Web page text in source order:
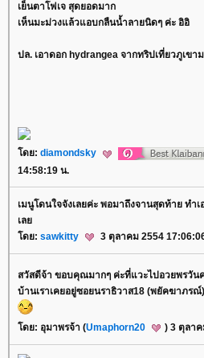
เย็นตาโฟเจ สุดยอดมาก
เห็นมะม่วงแล้วแอบกลืนน้ำลายนิดๆ ค่ะ อิอิ
ปล. เอาดอก hydrangea จากทริปเที่ยวภูเขา
ดย: diamondsky
14:58:19 น.
เมนูโดนใจจังเลยค่ะ พอมาถึงจานสุดท้าย ทำ
เล
ดย: sawkitty 3 ตุลาคม 2554
สวัสดีจ้า ขอบคุณมากๆ ค่ะที่แวะไปอวยพรวัน
บ้านเราเคยอยู่ซอยนราธิวาส18 (พยัคฆาภร
ดย: อุมาพรจ้า (Umaphorn20 ) 3 ตุลา